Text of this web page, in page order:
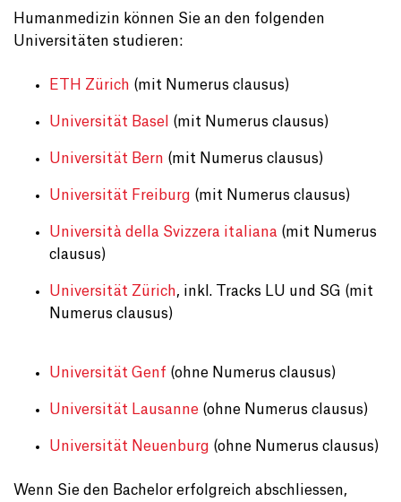
Humanmedizin können Sie an den folgenden
Universitäten studieren:
ETH Zürich (mit Numerus clausus)
Universität Basel (mit Numerus clausus)
Universität Bern (mit Numerus clausus)
Universität Freiburg (mit Numerus clausus)
Università della Svizzera italiana (mit Numerus
clausus)
Universität Zürich, inkl. Tracks LU und SG (mit
Numerus clausus)
Universität Genf (ohne Numerus clausus)
Universität Lausanne (ohne Numerus clausus)
Universität Neuenburg (ohne Numerus clausus)
Wenn Sie den Bachelor erfolgreich abschliessen,